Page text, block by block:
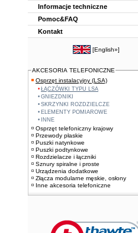
Informacje techniczne
Pomoc&FAQ
Kontakt
[English»]
AKCESORIA TELEFONICZNE
Osprzęt instalacyjny (LSA)
ŁĄCZÓWKI TYPU LSA
GNIEZDNIKI
SKRZYNKI ROZDZIELCZE
ELEMENTY POMIAROWE
INNE
Osprzęt telefoniczny krajowy
Przewody płaskie
Puszki natynkowe
Puszki podtynkowe
Rozdzielacze i łączniki
Sznury spiralne i proste
Urządzenia dodatkowe
Złącza modularne męskie, osłony
Inne akcesoria telefoniczne